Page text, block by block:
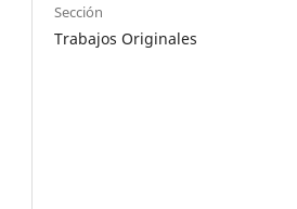
Sección
Trabajos Originales